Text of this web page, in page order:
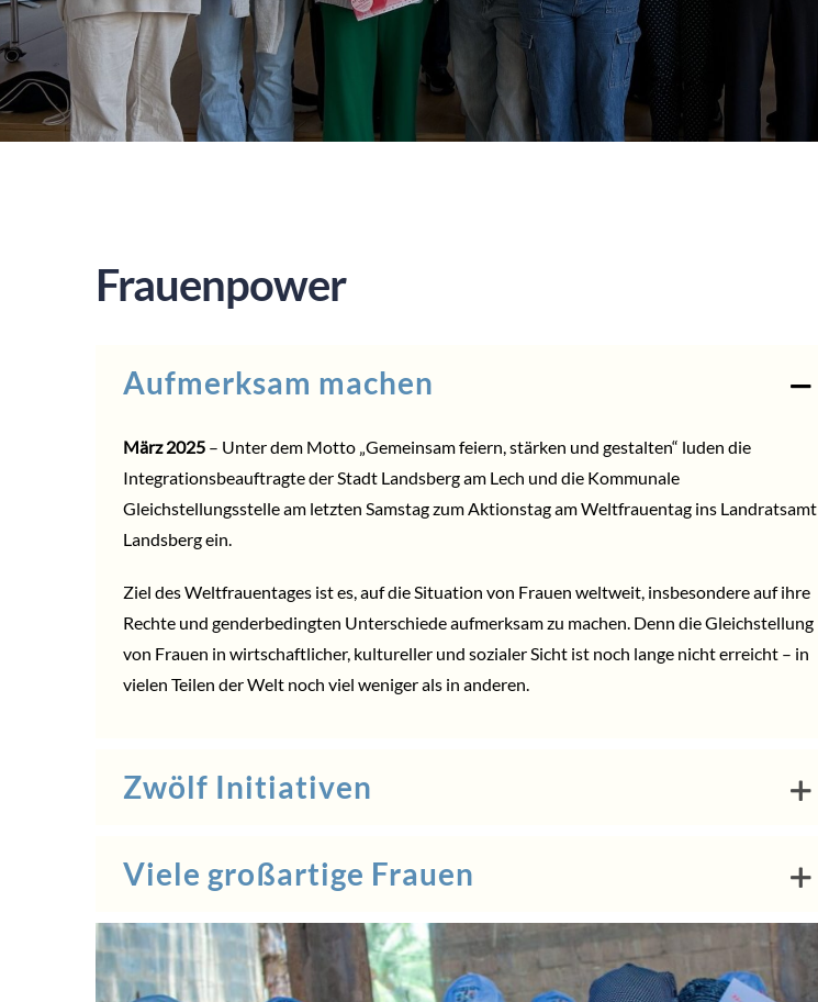
Frauenpower
Aufmerksam machen
März 2025– Unter dem Motto „Gemeinsam feiern, stärken und gestalten“ luden die
Integrationsbeauftragte derStadt Landsberg am Lech und die Kommunale
Gleichstellungsstelle am letzten Samstag zum Aktionstag am Weltfrauentag ins Landratsamt
Landsbergein.
Ziel des Weltfrauentages ist es, auf die Situation von Frauen weltweit, insbesondere auf ihre
Rechte und genderbedingten Unterschiede aufmerksam zu machen. Denn die Gleichstellung
von Frauen in wirtschaftlicher, kultureller und sozialer Sicht ist noch lange nicht erreicht – in
vielen Teilen der Welt noch viel weniger als in anderen.
Zwölf Initiativen
Viele großartige Frauen